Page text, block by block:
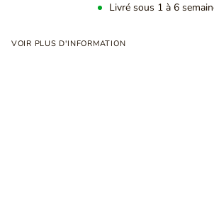
Livré sous 1 à 6
VOIR PLUS D'INFORMATION